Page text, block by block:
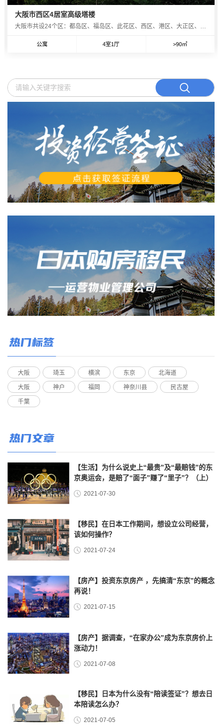
大阪市西区4居室高级塔楼
公寓 4室1厅 >90㎡
热门标签
大阪 琦玉 横滨 东京 北海道
大阪 神户 福岡 神奈川县 民古屋
千葉
热门文章
【生活】为什么说史上“最贵”及“最赔钱”的东
京奥运会，是赔了“面子”赚了“里子”？（上）
2021-07-30
【移民】在日本工作期间，想设立公司经营，
该如何操作？
2021-07-24
【房产】投资东京房产 ，先搞清“东京”的概念
再说！
2021-07-15
【房产】据调查，“在家办公”成为东京房价上
涨动力！
2021-07-08
【移民】日本为什么没有“陪读签证”？想去日
本陪读怎么办？
2021-07-05